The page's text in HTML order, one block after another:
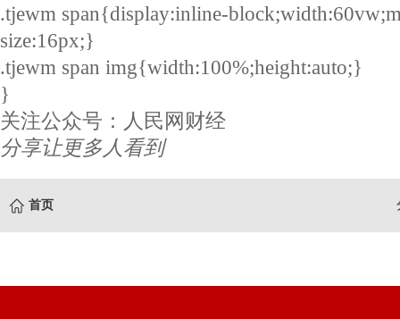
.tjewm span{display:inline-
size:16px;}
.tjewm span img{width:100%;height:auto;}
}
关注公众号：人民网财经
分享让更多人看到
首页